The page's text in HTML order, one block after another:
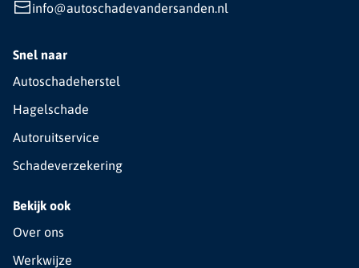
info@autoschadevandersanden.nl
Snel naar
Autoschadeherstel
Hagelschade
Autoruitservice
Schadeverzekering
Bekijk ook
Over ons
Werkwijze